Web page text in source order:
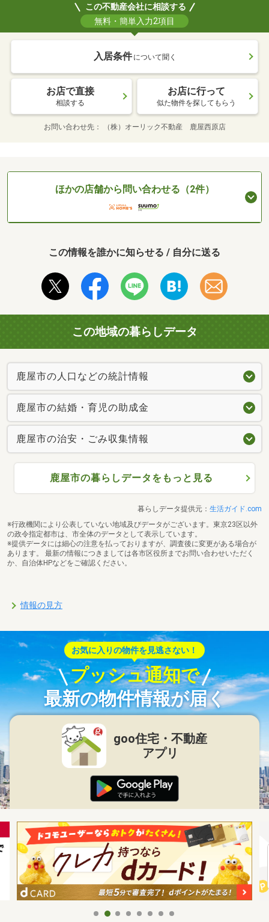
この不動産会社に相談する
無料・簡単入力2項目
入居条件 について聞く
お店で直接
相談する
お店に行って
似た物件を探してもらう
お問い合わせ先 （株）オーリック不動産 鹿屋西原店
ほかの店舗から問い合わせる（2件）
この情報を誰かに知らせる / 自分に送る
この地域の暮らしデータ
鹿屋市の人口などの統計情報
鹿屋市の結婚・育児の助成金
鹿屋市の治安・ごみ収集情報
鹿屋市の暮らしデータをもっと見る
暮らしデータ提供元： 生活ガイド.com
※行政機関により公表していない地域及びデータがございます。東京23区以外
の政令指定都市は、市全体のデータとして表示しています。
※提供データには細心の注意を払っておりますが、調査後に変更がある場合が
あります。 最新の情報につきましては各市区役所までお問い合わせいただく
か、自治体HPなどをご確認ください。
情報の見方
お気に入りの物件を見逃さない！
プッシュ通知で
最新の物件情報が届く
goo住宅・不動産
アプリ